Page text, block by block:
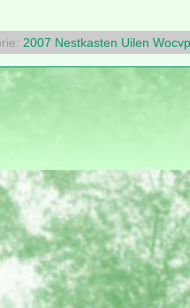
2007 Nestkasten Uilen